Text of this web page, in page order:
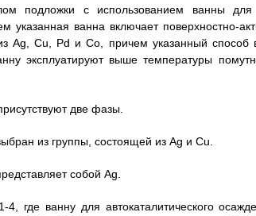
подложки с использованием ванны для
указанная ванна включает поверхностно-
Ag, Cu, Pd и Со, причем указанный способ
эксплуатируют выше температуры
две фазы.
из группы, состоящей из Ag и Cu.
собой Ag.
где ванну для автокаталитического